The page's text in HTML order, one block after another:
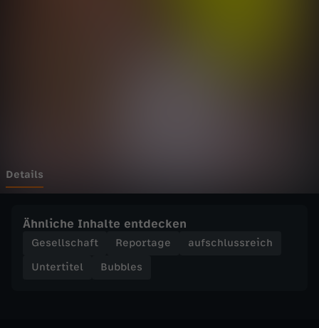
e
t
Details
Ähnliche Inhalte entdecken
Gesellschaft Reportage
aufschlussreich
Untertitel
Bubbles